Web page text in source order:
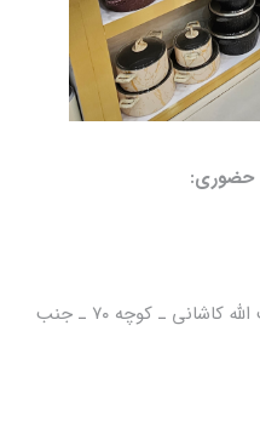
حضوری:
📍 قم _ خیابان امام ـ ۲۴ متری آیت الله کاشانی ـ کوچه ۷۰ ـ جنب